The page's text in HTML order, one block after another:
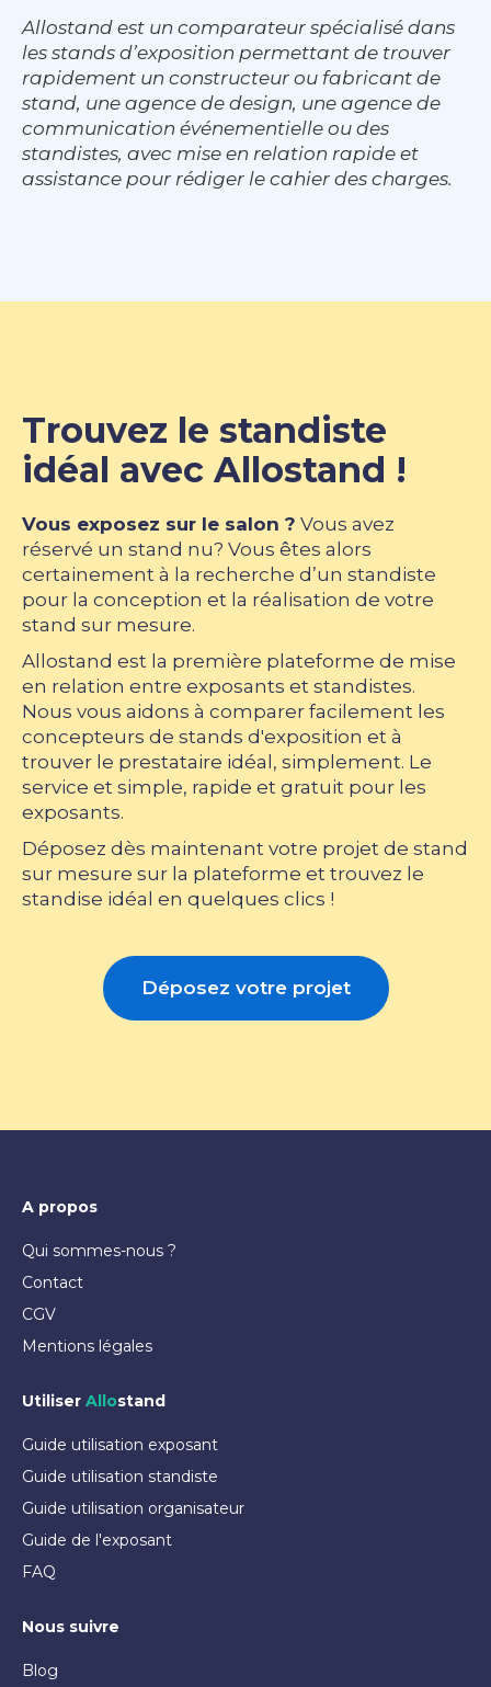
Allostand est un comparateur spécialisé dans
les stands d’exposition permettant de trouver
rapidement un constructeur ou fabricant de
stand, une agence de design, une agence de
communication événementielle ou des
standistes, avec mise en relation rapide et
assistance pour rédiger le cahier des charges.
Trouvez le standiste
idéal avec Allostand !
Vous exposez sur le salon ? Vous avez
réservé un stand nu? Vous êtes alors
certainement à la recherche d’un standiste
pour la conception et la réalisation de votre
stand sur mesure.
Allostand est la première plateforme de mise
en relation entre exposants et standistes.
Nous vous aidons à comparer facilement les
concepteurs de stands d'exposition et à
trouver le prestataire idéal, simplement. Le
service et simple, rapide et gratuit pour les
exposants.
Déposez dès maintenant votre projet de stand
sur mesure sur la plateforme et trouvez le
standise idéal en quelques clics !
Déposez votre projet
A propos
Qui sommes-nous ?
Contact
CGV
Mentions légales
Utiliser Allostand
Guide utilisation exposant
Guide utilisation standiste
Guide utilisation organisateur
Guide de l'exposant
FAQ
Nous suivre
Blog